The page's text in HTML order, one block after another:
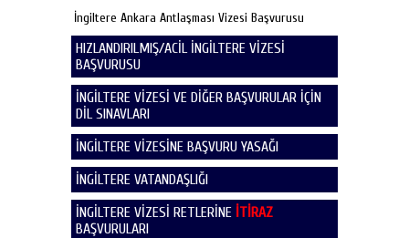
İngiltere Ankara Antlaşması Vizesi Başvurusu
HIZLANDIRILMIŞ/ACİL İNGİLTERE VİZESİ
BAŞVURUSU
İNGİLTERE VİZESİ VE DİĞER BAŞVURULAR İÇİN
DİL SINAVLARI
İNGİLTERE VİZESİNE BAŞVURU YASAĞI
İNGİLTERE VATANDAŞLIĞI
İNGİLTERE VİZESİ RETLERİNE İTİRAZ
BAŞVURULARI